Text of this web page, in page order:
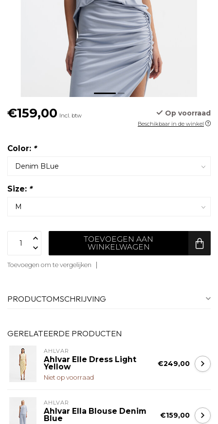
€159,00 Incl. btw Op voorraad
Beschikbaar in de winkel
Color: *
Size: *
TOEVOEGEN AAN
WINKELWAGEN
Toevoegen om te vergelijken
PRODUCTOMSCHRIJVING
GERELATEERDE PRODUCTEN
AHLVAR
Ahlvar Elle Dress Light
Yellow
Niet op voorraad
€249,00
AHLVAR
Ahlvar Ella Blouse Denim
Blue €159,00